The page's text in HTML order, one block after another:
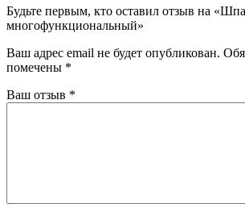
Будьте первым, кто оставил отзыв на
многофункциональный»
Ваш адрес email не будет опубликован.
помечены *
Ваш отзыв *